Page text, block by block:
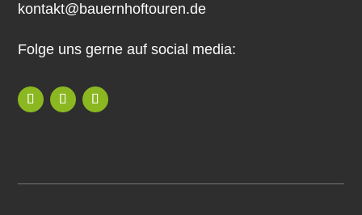
kontakt@bauernhoftouren.de
Folge uns gerne auf social media: